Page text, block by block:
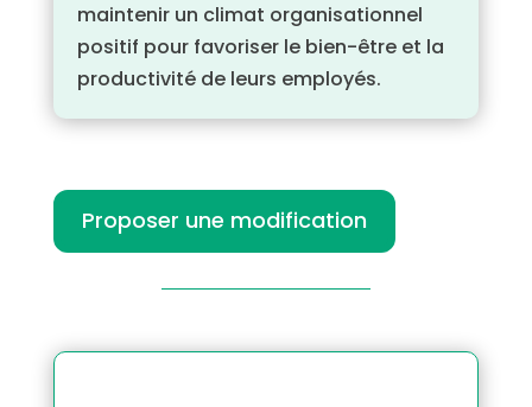
maintenir un climat organisationnel
positif pour favoriser le bien-être et la
productivité de leurs employés.
Proposer une modification